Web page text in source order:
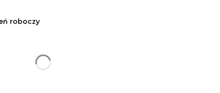
roboczy
mogą różnić się ceną